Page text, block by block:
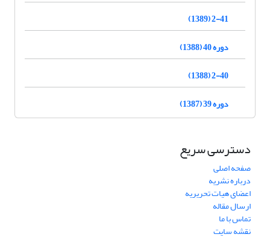
2-41 (1389)
دوره 40 (1388)
2-40 (1388)
دوره 39 (1387)
دسترسی سریع
صفحه اصلی
درباره نشریه
اعضای هیات تحریریه
ارسال مقاله
تماس با ما
نقشه سایت